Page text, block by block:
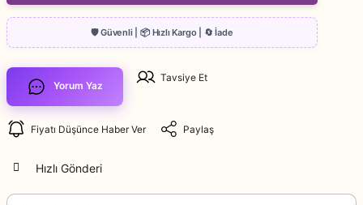
Yorum Yaz
Tavsiye Et
Fiyatı Düşünce Haber Ver Paylaş
Hızlı Gönderi